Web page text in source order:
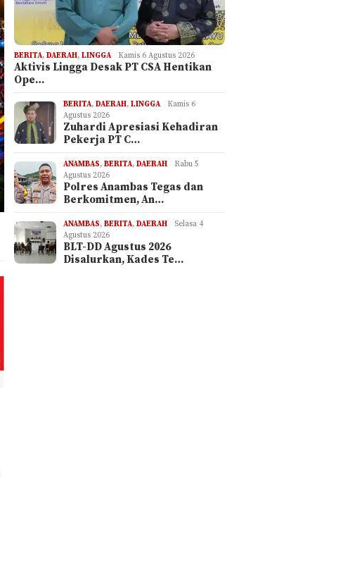
BERITA,DAERAH,LINGGA Kamis 6 Agustus 2026
Aktivis Lingga Desak PT CSA Hentikan
Ope…
BERITA,DAERAH,LINGGA
Kamis 6
Agustus 2026
Zuhardi Apresiasi Kehadiran
Pekerja PT C…
ANAMBAS,BERITA,DAERAH
Rabu 5
Agustus 2026
Polres Anambas Tegas dan
Berkomitmen, An…
ANAMBAS,BERITA,DAERAH
Selasa 4
Agustus 2026
BLT-DD Agustus 2026
Disalurkan, Kades Te…